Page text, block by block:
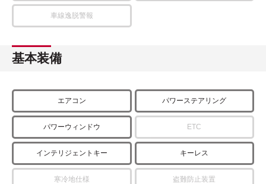
車線逸脱警報
基本装備
エアコン パワーステアリング
パワーウィンドウ ETC
インテリジェントキー キーレス
寒冷地仕様 盗難防止装置